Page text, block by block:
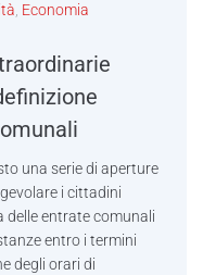
, Economia
una serie di aperture
i cittadini
delle entrate comunali
entro i termini
degli orari di